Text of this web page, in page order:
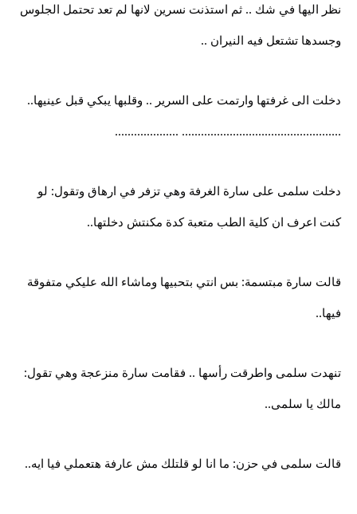
نظر اليها في شك .. ثم استذنت نسرين لانها لم تعد تحتمل الجلوس
وجسدها تشتعل فيه النيران ..
دخلت الى غرفتها وارتمت على السرير .. وقلبها يبكي قبل عينيها..
.................................................. ....................
دخلت سلمى على سارة الغرفة وهي تزفر في ارهاق وتقول: لو
كنت اعرف ان كلية الطب متعبة كدة مكنتش دخلتها..
قالت سارة مبتسمة: بس انتي بتحبيها وماشاء الله عليكي متفوقة
فيها..
تنهدت سلمى واطرقت رأسها .. فقامت سارة منزعجة وهي تقول:
مالك يا سلمى..
قالت سلمى في حزن: ما انا لو قلتلك مش عارفة هتعملي فيا ايه..